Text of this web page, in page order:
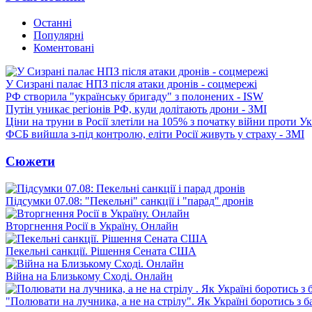
Останні
Популярні
Коментовані
У Сизрані палає НПЗ після атаки дронів - соцмережі
РФ створила "українську бригаду" з полонених - ISW
Путін уникає регіонів РФ, куди долітають дрони - ЗМІ
Ціни на труни в Росії злетіли на 105% з початку війни проти
ФСБ вийшла з-під контролю, еліти Росії живуть у страху - ЗМІ
Сюжети
Підсумки 07.08: "Пекельні" санкції і "парад" дронів
Вторгнення Росії в Україну. Онлайн
Пекельні санкції. Рішення Сената США
Війна на Близькому Сході. Онлайн
"Полювати на лучника, а не на стрілу". Як Україні боротись з